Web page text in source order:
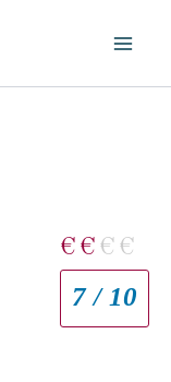
€ € € €
7 / 10